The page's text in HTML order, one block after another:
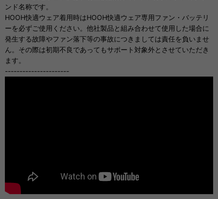
ンド名称です。
HOOH快適ウェア着用時はHOOH快適ウェア専用ファン・バッテリ
ーを必ずご使用ください。他社製品と組み合わせて使用した場合に
発生する故障やファン落下等の事故につきましては責任を負いませ
ん。その際は初期不良であってもサポート対象外とさせていただき
ます。
----------------------